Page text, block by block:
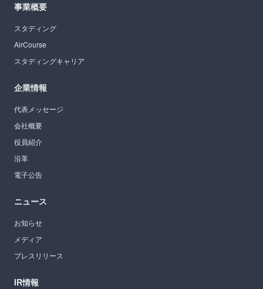
事業概要
スタディング
AirCourse
スタディングキャリア
企業情報
代表メッセージ
会社概要
役員紹介
沿革
電子公告
ニュース
お知らせ
メディア
プレスリリース
IR情報